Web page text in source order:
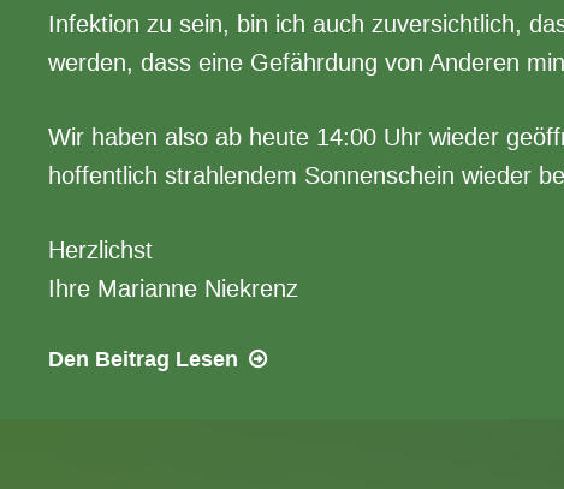
Infektion zu sein, bin ich auch zuversichtlich,
werden, dass eine Gefährdung von Anderen
Wir haben also ab heute 14:00 Uhr wieder
hoffentlich strahlendem Sonnenschein wieder
Herzlichst
Ihre Marianne Niekrenz
Den Beitrag Lesen